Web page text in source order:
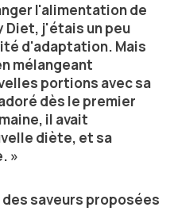
l'alimentation de
Diet, j'étais un peu
d'adaptation. Mais
mélangeant
portions avec sa
dès le premier
il avait
diète, et sa
»
des saveurs proposées